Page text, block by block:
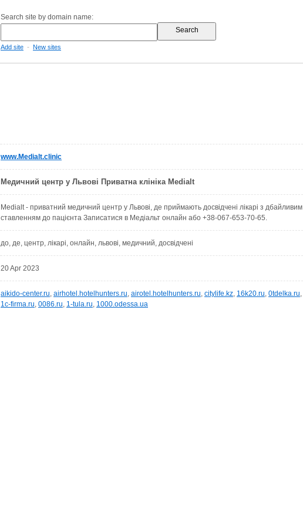
Search site by domain name:
Add site - New sites
www.Medialt.clinic
Медичний центр у Львові Приватна клініка Medialt
Medialt - приватний медичний центр у Львові, де приймають досвідчені лікарі з дбайливим
ставленням до пацієнта Записатися в Медіальт онлайн або +38-067-653-70-65.
до, де, центр, лікарі, онлайн, львові, медичний, досвідчені
20 Apr 2023
aikido-center.ru, airhotel.hotelhunters.ru, airotel.hotelhunters.ru, citylife.kz, 16k20.ru, 0tdelka.ru,
1c-firma.ru, 0086.ru, 1-tula.ru, 1000.odessa.ua